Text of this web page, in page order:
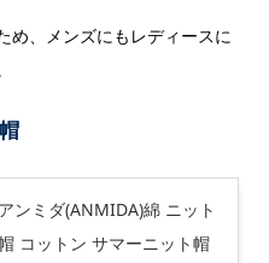
め、メンズにもレディースに
アンミダ(ANMIDA)綿 ニット
コットン サマーニット帽